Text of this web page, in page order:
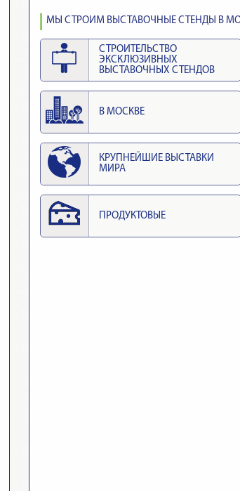
МЫ СТРОИМ ВЫСТАВОЧНЫЕ СТЕНДЫ В
СТРОИТЕЛЬСТВО
ЭКСКЛЮЗИВНЫХ
ВЫСТАВОЧНЫХ СТЕНДОВ
В МОСКВЕ
КРУПНЕЙШИЕ ВЫСТАВКИ
МИРА
ПРОДУКТОВЫЕ